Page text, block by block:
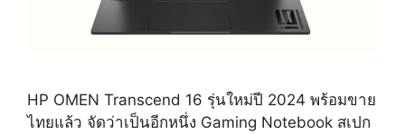
HP OMEN Transcend 16 รุ่นใหม่ปี 2024 พร้อมขาย
ไทยแล้ว จัดว่าเป็นอีกหนึ่ง Gaming Notebook สเปก